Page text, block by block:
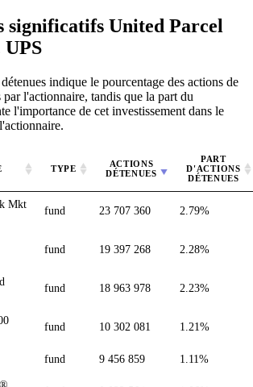
significatifs United Parcel
UPS
indique le pourcentage des actions de
par l'actionnaire, tandis que la part du
l'importance de cet investissement dans le
TYPE
ACTIONS
DÉTENUES
PART
D'ACTIONS
DÉTENUES
Mkt
fund 23 707 360 2.79%
fund 19 397 268 2.28%
fund 18 963 978 2.23%
fund 10 302 081 1.21%
fund 9 456 859 1.11%